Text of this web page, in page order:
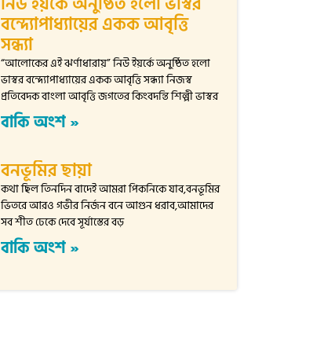
বন্দ্যোপাধ্যায়ের একক আবৃত্তি
সন্ধ্যা
“আলোকের এই ঝর্ণাধারায়” নিউ ইয়র্কে অনুষ্ঠিত হলো
ভাস্বর বন্দ্যোপাধ্যায়ের একক আবৃত্তি সন্ধ্যা নিজস্ব
প্রতিবেদক বাংলা আবৃত্তি জগতের কিংবদন্তি শিল্পী ভাস্বর
বাকি অংশ »
বনভূমির ছায়া
কথা ছিল তিনদিন বাদেই আমরা পিকনিকে যাব,বনভূমির
ভিতরে আরও গভীর নির্জন বনে আগুন ধরাব,আমাদের
সব শীত ঢেকে দেবে সূর্যাস্তের বড়
বাকি অংশ »